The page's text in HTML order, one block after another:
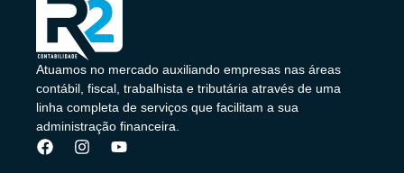
Atuamos no mercado auxiliando empresas nas áreas
contábil, fiscal, trabalhista e tributária através de uma
linha completa de serviços que facilitam a sua
administração financeira.